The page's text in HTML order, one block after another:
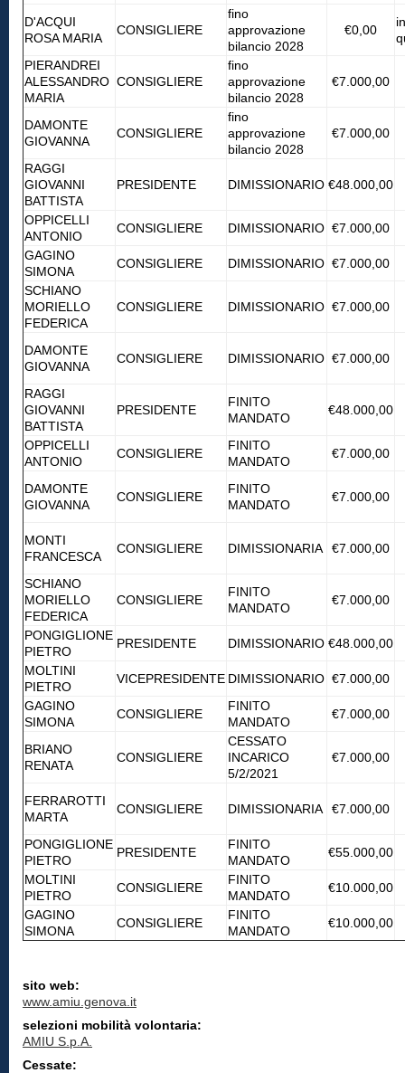
D'ACQUI
ROSA MARIA
CONSIGLIERE
fino
approvazione
bilancio 2028
€0,00
in
PIERANDREI
ALESSANDRO
MARIA
CONSIGLIERE
fino
approvazione
bilancio 2028
€7.000,00
DAMONTE
GIOVANNA
CONSIGLIERE
fino
approvazione
bilancio 2028
€7.000,00
RAGGI
GIOVANNI
BATTISTA
PRESIDENTE DIMISSIONARIO €48.000,00
OPPICELLI
ANTONIO
CONSIGLIERE DIMISSIONARIO €7.000,00
GAGINO
SIMONA
CONSIGLIERE DIMISSIONARIO €7.000,00
SCHIANO
MORIELLO
FEDERICA
CONSIGLIERE DIMISSIONARIO €7.000,00
DAMONTE
GIOVANNA
CONSIGLIERE DIMISSIONARIO €7.000,00
RAGGI
GIOVANNI
BATTISTA
PRESIDENTE
FINITO
MANDATO
€48.000,00
OPPICELLI
ANTONIO
CONSIGLIERE
FINITO
MANDATO
€7.000,00
DAMONTE
GIOVANNA
CONSIGLIERE
FINITO
MANDATO
€7.000,00
MONTI
FRANCESCA
CONSIGLIERE DIMISSIONARIA €7.000,00
SCHIANO
MORIELLO
FEDERICA
CONSIGLIERE
FINITO
MANDATO
€7.000,00
PONGIGLIONE
PIETRO
PRESIDENTE DIMISSIONARIO €48.000,00
MOLTINI
PIETRO
VICEPRESIDENTE DIMISSIONARIO €7.000,00
GAGINO
SIMONA
CONSIGLIERE
FINITO
MANDATO
€7.000,00
BRIANO
RENATA
CONSIGLIERE
CESSATO
INCARICO
5/2/2021
€7.000,00
FERRAROTTI
MARTA
CONSIGLIERE DIMISSIONARIA €7.000,00
PONGIGLIONE
PIETRO
PRESIDENTE
FINITO
MANDATO
€55.000,00
MOLTINI
PIETRO
CONSIGLIERE
FINITO
MANDATO
€10.000,00
GAGINO
SIMONA
CONSIGLIERE
FINITO
MANDATO
€10.000,00
sito web:
www.amiu.genova.it
selezioni mobilità volontaria:
AMIU S.p.A.
Cessate: